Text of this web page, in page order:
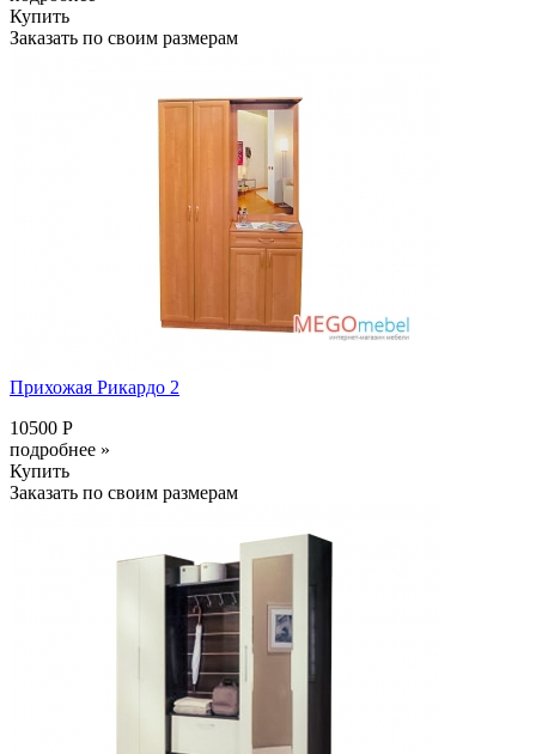
Купить
Заказать по своим размерам
Прихожая Рикардо 2
10500 Р
подробнее »
Купить
Заказать по своим размерам